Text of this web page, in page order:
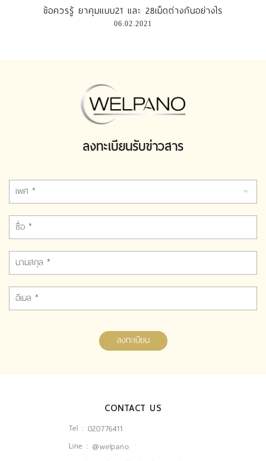
ข้อควรรู้ ยาคุมแบบ21 และ 28เม็ดต่างกันอย่างไร
06.02.2021
ลงทะเบียนรับข่าวสาร
ลงทะเบียน
CONTACT US
Tel : 020776411
Line : @welpano